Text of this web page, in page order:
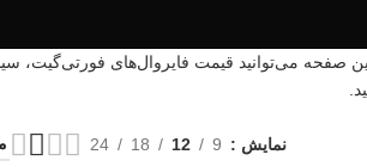
صفحه می‌توانید قیمت فایروال‌های فورتی‌گیت،
نمایش 9
12
18
24